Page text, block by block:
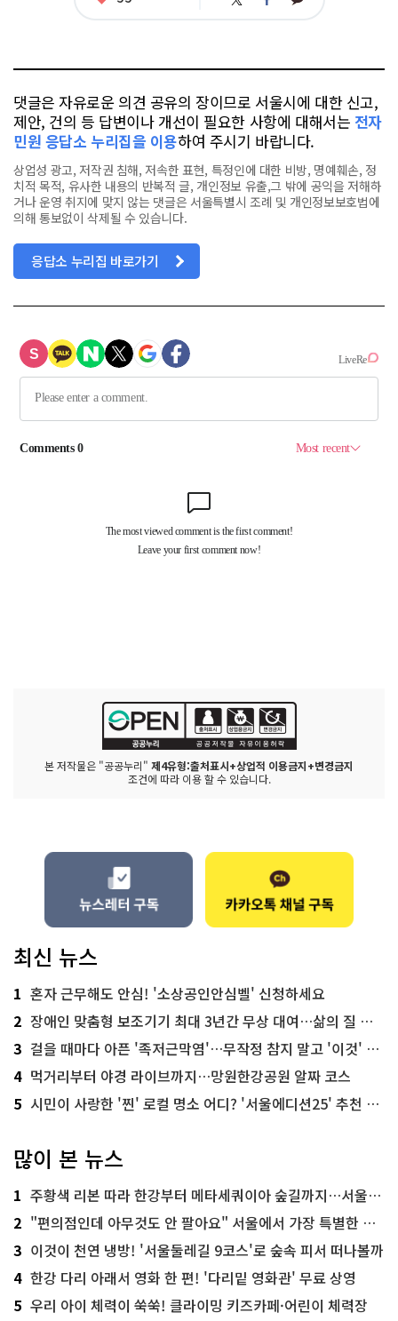
댓글은 자유로운 의견 공유의 장이므로 서울시에 대한 신고,
제안, 건의 등 답변이나 개선이 필요한 사항에 대해서는 전자
민원 응답소 누리집을 이용하여 주시기 바랍니다.
상업성 광고, 저작권 침해, 저속한 표현, 특정인에 대한 비방, 명예훼손, 정
치적 목적, 유사한 내용의 반복적 글, 개인정보 유출,그 밖에 공익을 저해하
거나 운영 취지에 맞지 않는 댓글은 서울특별시 조례 및 개인정보보호법에
의해 통보없이 삭제될 수 있습니다.
응답소 누리집 바로가기
본 저작물은 "공공누리" 제4유형:출처표시+상업적 이용금지+변경금지
조건에 따라 이용 할 수 있습니다.
최신 뉴스
1 혼자 근무해도 안심! '소상공인안심벨' 신청하세요
2 장애인 맞춤형 보조기기 최대 3년간 무상 대여…삶의 질 높인다
3 걸을 때마다 아픈 '족저근막염'…무작정 참지 말고 '이것' 해보세요!
4 먹거리부터 야경 라이브까지…망원한강공원 알짜 코스
5 시민이 사랑한 '찐' 로컬 명소 어디? '서울에디션25' 추천 코스
많이 본 뉴스
1 주황색 리본 따라 한강부터 메타세쿼이아 숲길까지…서울둘레길 15코스
2 "편의점인데 아무것도 안 팔아요" 서울에서 가장 특별한 편의점의 정체
3 이것이 천연 냉방! '서울둘레길 9코스'로 숲속 피서 떠나볼까
4 한강 다리 아래서 영화 한 편! '다리밑 영화관' 무료 상영
5 우리 아이 체력이 쑥쑥! 클라이밍 키즈카페·어린이 체력장